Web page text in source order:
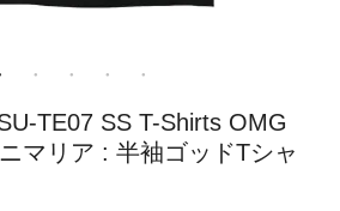
TE07 SS T-Shirts OMG
マリア : 半袖ゴッドTシャ